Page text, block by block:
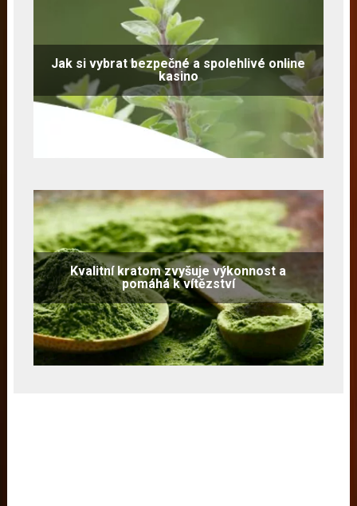
Jak si vybrat bezpečné a spolehlivé online
kasino
Kvalitní kratom zvyšuje výkonnost a
pomáhá k vítězství